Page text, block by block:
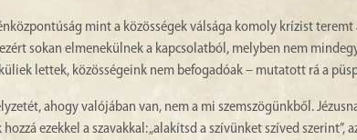
mint a közösségek válsága komoly krízist teremt
sokan elmenekülnek a kapcsolatból, melyben nem
lettek, közösségeink nem befogadóak – mutatott rá a
ahogy valójában van, nem a mi szemszögünkből.
ezekkel a szavakkal: „alakítsd a szívünket szíved szerint”,